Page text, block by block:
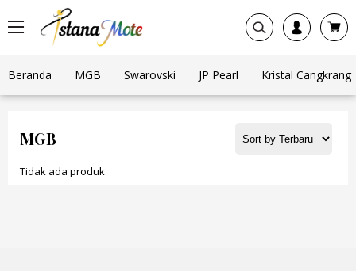
Beranda MGB Swarovski JP Pearl Kristal Cangkrang
MGB
Tidak ada produk